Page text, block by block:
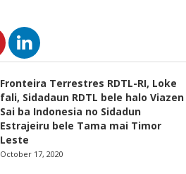
Fronteira Terrestres RDTL-RI, Loke
fali, Sidadaun RDTL bele halo Viazen
Sai ba Indonesia no Sidadun
Estrajeiru bele Tama mai Timor
Leste
October 17, 2020